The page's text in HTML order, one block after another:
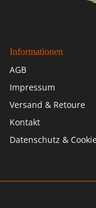
Informationen
AGB
Impressum
Versand & Retoure
Kontakt
Datenschutz &